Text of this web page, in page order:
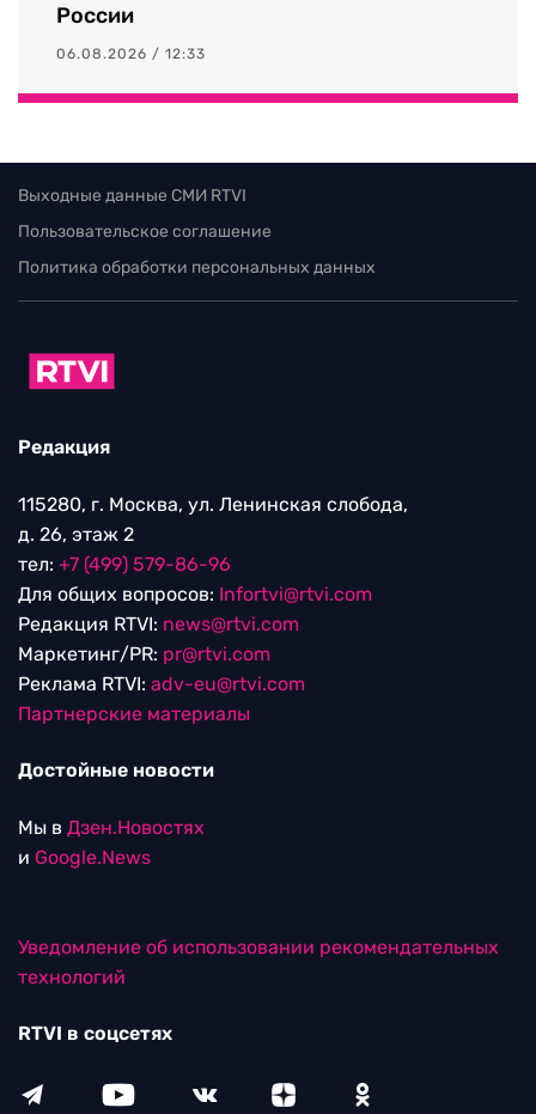
России
06.08.2026 / 12:33
Выходные данные СМИ RTVI
Пользовательское соглашение
Политика обработки персональных данных
Редакция
115280, г. Москва, ул. Ленинская слобода,
д. 26, этаж 2
тел: +7 (499) 579-86-96
Для общих вопросов: Infortvi@rtvi.com
Редакция RTVI: news@rtvi.com
Маркетинг/PR: pr@rtvi.com
Реклама RTVI: adv-eu@rtvi.com
Партнерские материалы
Достойные новости
Мы в Дзен.Новостях
и Google.News
Уведомление об использовании рекомендательных
технологий
RTVI в соцсетях